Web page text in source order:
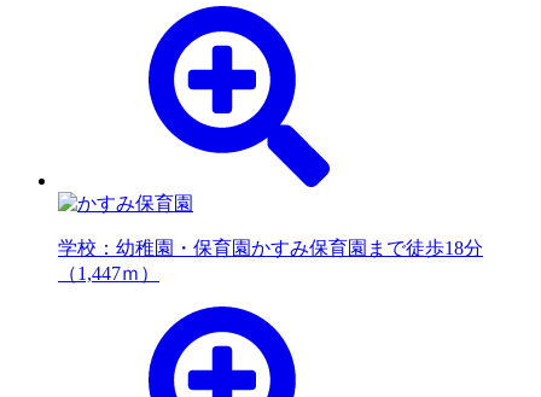
学校：幼稚園・保育園かすみ保育園まで徒歩18分
（1,447ｍ）